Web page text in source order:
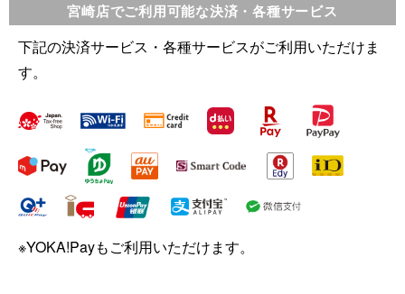
宮崎店でご利用可能な決済・各種サービス
下記の決済サービス・各種サービスがご利用いただけま
す。
※YOKA!Payもご利用いただけます。